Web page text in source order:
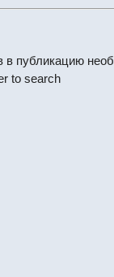
в публикацию
to search